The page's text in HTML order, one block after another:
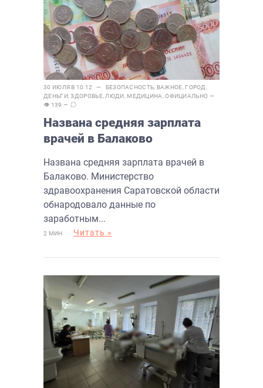
30 ИЮЛЯ В 10:12 — БЕЗОПАСНОСТЬ ВАЖНОЕ ГОРОД
ДЕНЬГИ,ЗДОРОВЬЕ, ЛЮДИ МЕДИЦИНА ,ОФИЦИАЛЬНО —
👁 139 —
Названа средняя зарплата
врачей в Балаково
Названа средняя зарплата врачей в
Балаково. Министерство
здравоохранения Саратовской области
обнародовало данные по
заработным...
2 МИН Читать »